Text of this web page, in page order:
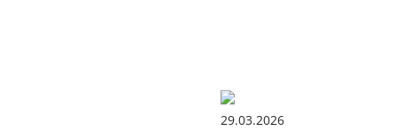
29.03.2026